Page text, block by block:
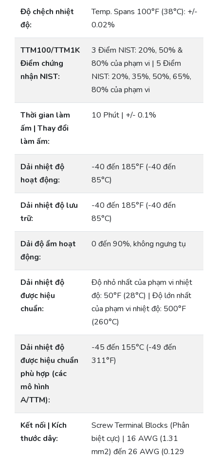
Độ chệch nhiệt
độ:
Temp. Spans 100°F (38°C): +/-
0.02%
TTM100/TTM1K
Điểm chứng
nhận NIST:
3 Điểm NIST: 20%, 50% &
80% của phạm vi | 5 Điểm
NIST: 20%, 35%, 50%, 65%,
80% của phạm vi
Thời gian làm
ấm | Thay đổi
làm ấm:
10 Phút | +/- 0.1%
Dải nhiệt độ
hoạt động:
-40 đến 185°F (-40 đến
85°C)
Dải nhiệt độ lưu
trữ:
-40 đến 185°F (-40 đến
85°C)
Dải độ ẩm hoạt
động:
0 đến 90%, không ngưng tụ
Dải nhiệt độ
được hiệu
chuẩn:
Độ nhỏ nhất của phạm vi nhiệt
độ: 50°F (28°C) | Độ lớn nhất
của phạm vi nhiệt độ: 500°F
(260°C)
Dải nhiệt độ
được hiệu chuẩn
phù hợp (các
mô hình
A/TTM):
-45 đến 155°C (-49 đến
311°F)
Kết nối | Kích
thước dây:
Screw Terminal Blocks (Phân
biệt cực) | 16 AWG (1.31
mm2) đến 26 AWG (0.129